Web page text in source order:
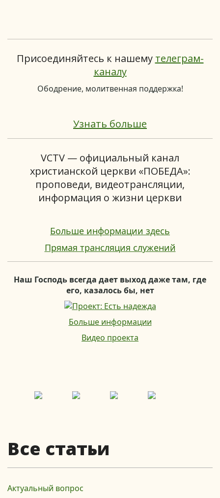
Все статьи
Актуальный вопрос
Присоединяйтесь к нашему телеграм-
каналу
Ободрение, молитвенная поддержка!
Узнать больше
VCTV — официальный канал
христианской церкви «ПОБЕДА»:
проповеди, видеотрансляции,
информация о жизни церкви
Больше информации здесь
Прямая трансляция служений
Наш Господь всегда дает выход даже там, где
его, казалось бы, нет
Больше информации
Видео проекта